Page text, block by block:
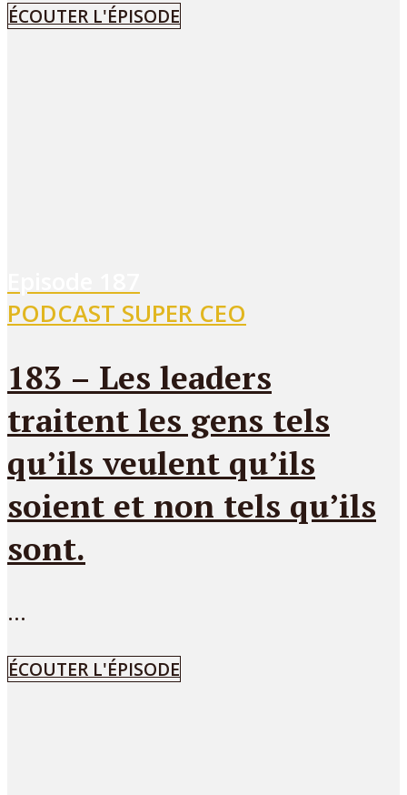
ÉCOUTER L'ÉPISODE
PODCAST SUPER CEO
183 – Les leaders
traitent les gens tels
qu’ils veulent qu’ils
soient et non tels qu’ils
sont.
...
ÉCOUTER L'ÉPISODE